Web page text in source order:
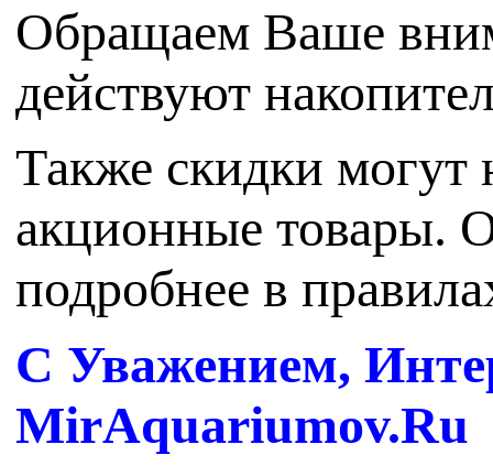
Обращаем Ваше
действуют
Также скидки могут
акционные товары.
подробнее в
С Уважением,
MirAquariumov.Ru